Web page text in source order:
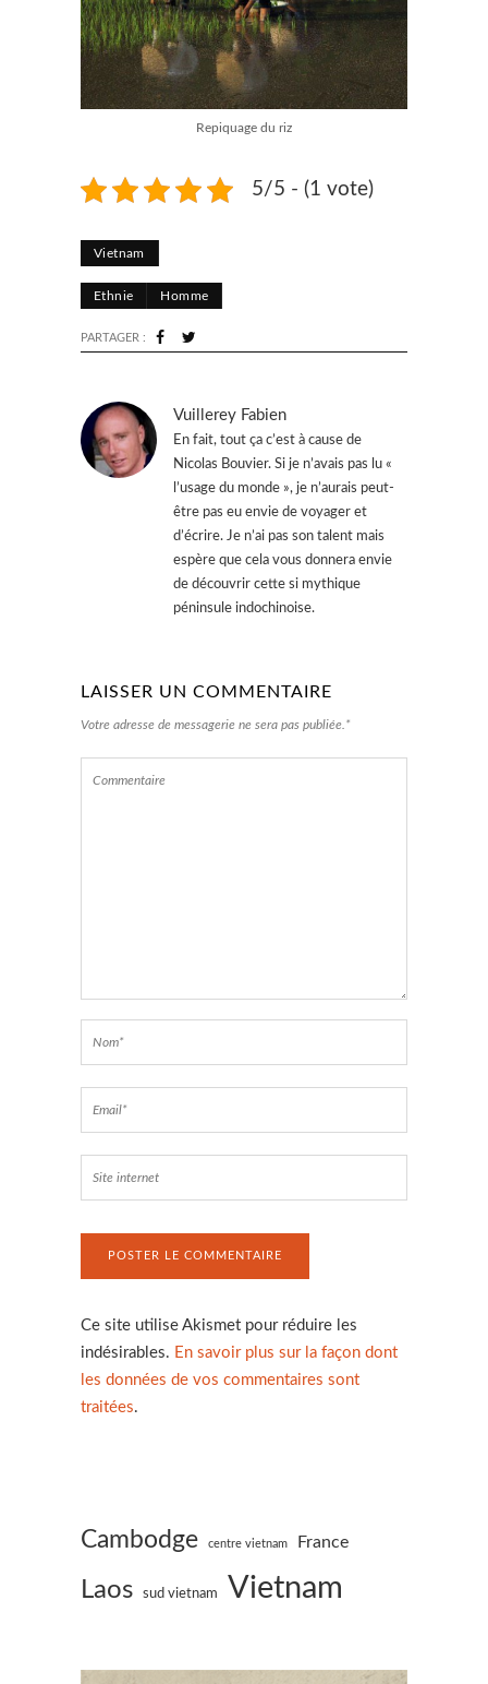
Repiquage du riz
5/5 - (1 vote)
Vietnam
Ethnie Homme
PARTAGER :
Vuillerey Fabien
En fait, tout ça c’est à cause de
Nicolas Bouvier. Si je n’avais pas lu «
l’usage du monde », je n’aurais peut-
être pas eu envie de voyager et
d’écrire. Je n’ai pas son talent mais
espère que cela vous donnera envie
de découvrir cette si mythique
péninsule indochinoise.
LAISSER UN COMMENTAIRE
Votre adresse de messagerie ne sera pas publiée.*
Ce site utilise Akismet pour réduire les
indésirables. En savoir plus sur la façon dont
les données de vos commentaires sont
traitées.
Cambodge centre vietnam France
Laos sud vietnam Vietnam